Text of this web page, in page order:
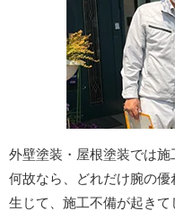
外壁塗装・屋根塗装では施
何故なら、どれだけ腕の
生じて、施工不備が起きて